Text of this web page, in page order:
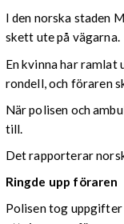
I den norska staden
skett ute på vägarna.
En kvinna har ramlat
rondell, och föraren
När polisen och
till.
Det rapporterar
Ringde upp föraren
Polisen tog